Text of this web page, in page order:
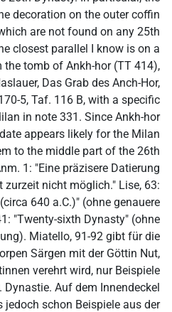
decoration on the outer coffin
are not found on any 25th
closest parallel I know is on a
tomb of Ankh-hor (TT 414),
Das Grab des Anch-Hor,
5, Taf. 116 B, with a specific
in note 331. Since Ankh-hor
appears likely for the Milan
to the middle part of the 26th
1: "Eine präzisere Datierung
zurzeit nicht möglich." Lise, 63:
640 a.C.)" (ohne genauere
"Twenty-sixth Dynasty" (ohne
Miatello, 91-92 gibt für die
Särgen mit der Göttin Nut,
verehrt wird, nur Beispiele
Auf dem Innendeckel
schon Beispiele aus der